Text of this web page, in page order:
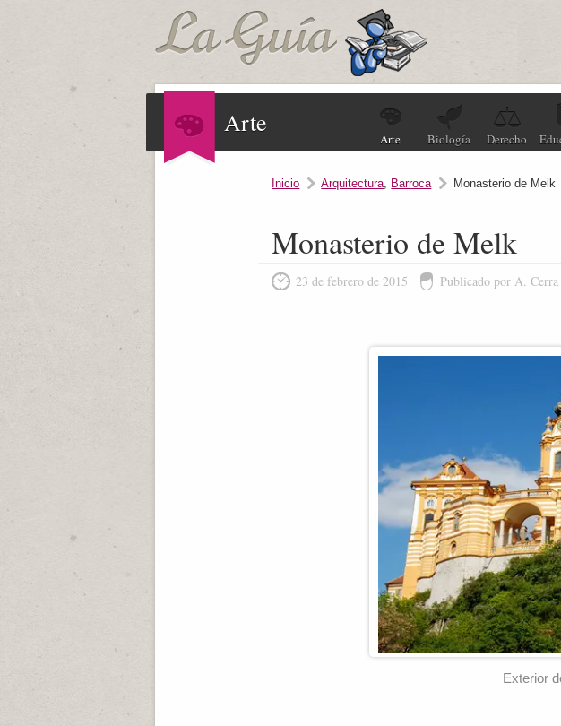
Arte
Arte Biología Derecho
Inicio Arquitectura, Barroca Monasterio de Melk
Monasterio de Melk
23 de febrero de 2015 Publicado por A. Cerra
Exterior